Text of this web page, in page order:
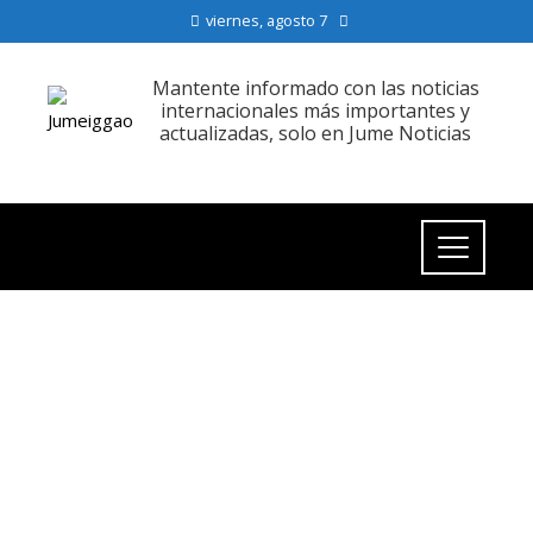
viernes, agosto 7
Mantente informado con las noticias
internacionales más importantes y
actualizadas, solo en Jume Noticias